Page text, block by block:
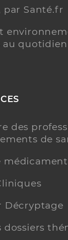
par Santé.fr
au quotidien
des
de
Décryptage
dossiers